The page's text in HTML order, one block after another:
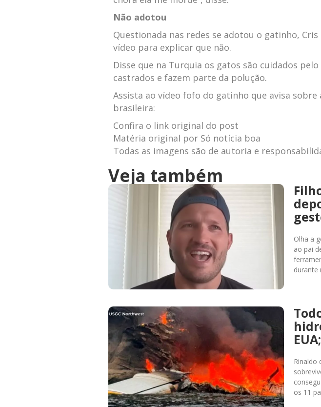
Não adotou
Questionada nas redes se adotou o gatinho,
vídeo para explicar que não.
Disse que na Turquia os gatos são cuidados pelo
castrados e fazem parte da polução.
Assista ao vídeo fofo do gatinho que avisa sobre
brasileira:
Confira o link original do post
Matéria original por Só notícia boa
Todas as imagens são de autoria e
Veja também
Olha a
ao pai
durante
Rinaldo
os 11